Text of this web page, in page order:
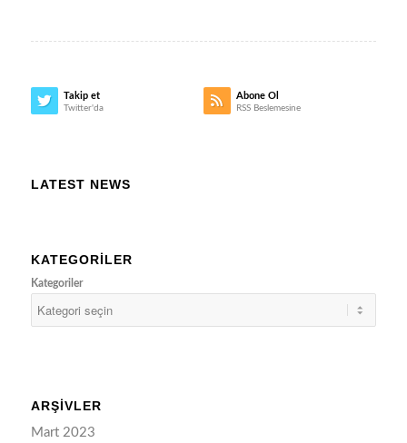
Takip et
Twitter'da
Abone Ol
RSS Beslemesine
LATEST NEWS
KATEGORILER
Kategoriler
ARŞIVLER
Mart 2023